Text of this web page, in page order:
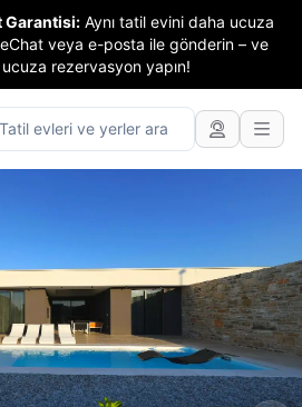
Garantisi: Aynı tatil evini daha ucuza
veya e-posta ile gönderin – ve
rezervasyon yapın!